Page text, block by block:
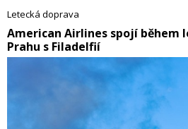
palubního napájení. Plánované změny
bezpečnostní rizika spojená s lithiovými
Letecká doprava
​American Airlines spojí během
Prahu s Filadelfií